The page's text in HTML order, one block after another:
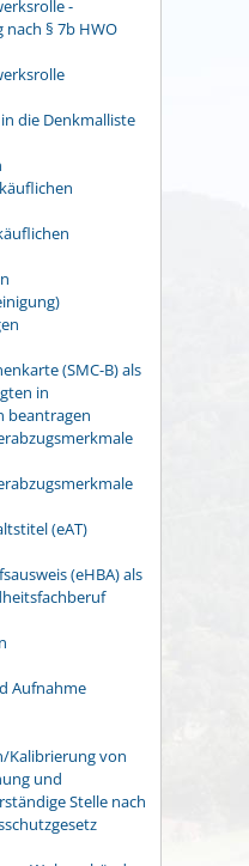
-
§ 7b HWO
die Denkmalliste
(SMC-B) als
in
beantragen
(eAT)
(eHBA) als
Aufnahme
Kalibrierung von
und
Stelle nach